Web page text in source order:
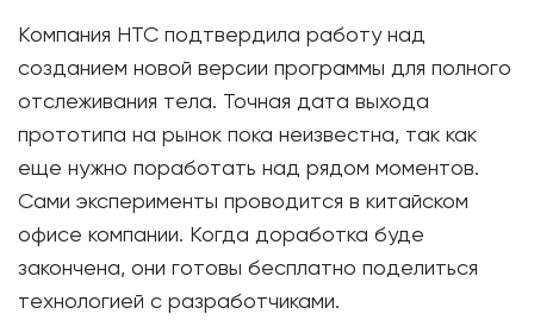
Компания HTC подтвердила работу над
созданием новой версии программы для полного
отслеживания тела. Точная дата выхода
прототипа на рынок пока неизвестна, так как
еще нужно поработать над рядом моментов.
Сами эксперименты проводится в китайском
офисе компании. Когда доработка буде
закончена, они готовы бесплатно поделиться
технологией с разработчиками.